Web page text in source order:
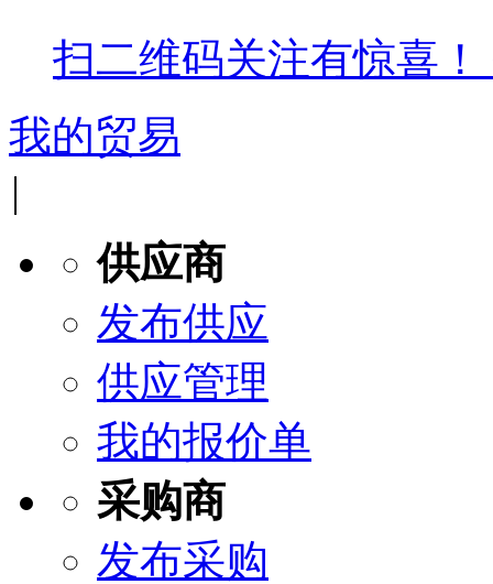
扫二维码关注有惊喜！
我的贸易
|
供应商
发布供应
供应管理
我的报价单
采购商
发布采购